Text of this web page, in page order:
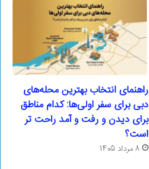
راهنمای انتخاب بهترین محله‌های
دبی برای سفر اولی‌ها: کدام مناطق
برای دیدن و رفت و آمد راحت تر
است؟
8 مرداد 1405